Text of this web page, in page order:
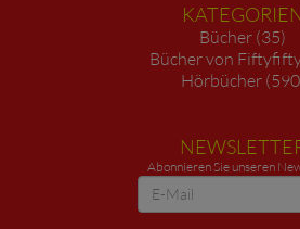
Bücher (35)
Bücher von
Hörbücher
Abonnieren Sie unseren